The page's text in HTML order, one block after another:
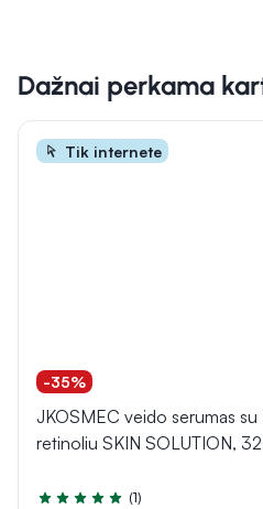
Dažnai perkama
Tik internete
-35%
JKOSMEC veido serumas su
retinoliu SKIN SOLUTION,
(1)